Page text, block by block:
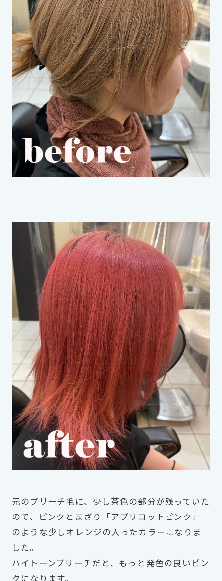
元のブリーチ毛に、少し茶色の部分が残っていた
ので、ピンクとまざり「アプリコットピンク」
のような少しオレンジの入ったカラーになりま
した。
ハイトーンブリーチだと、もっと発色の良いピン
クになります。